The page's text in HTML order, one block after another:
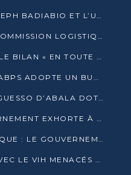
PRÉSIDENTIELLE 2026 : JOSEPH BADIABIO ET L’UDH-YUKI JOUENT LA PRUDENCE
6ᵉ CONGRÈS DU PCT : LA COMMISSION LOGISTIQUE ASSURE LA DISTRIBUTION DES KITS
QUINQUENNAT 2021-2026 : LE BILAN « EN TOUTE TRANSPARENCE » PRÉSENTÉ À LA PRESSE
ÉCONOMIE FLUVIALE : LE PABPS ADOPTE UN BUDGET 2026 DE PLUS DE 2,7 MILLIARDS FCFA
LE LYCÉE DENIS SASSOU N’GUESSO D’ABALA DOTÉ D’UNE SALLE MULTIMÉDIA
POINTE-NOIRE : LE GOUVERNEMENT EXHORTE À UN USAGE RESPONSABLE DU NOUVEAU MATÉRIEL MUNICIPAL
SITUATION SOCIOÉCONOMIQUE : LE GOUVERNEMENT INTERPELLÉ DEVANT LE SÉNAT
20.000 PATIENTS VIVANT AVEC LE VIH MENACÉS D’ARRÊT DE TRAITEMENT